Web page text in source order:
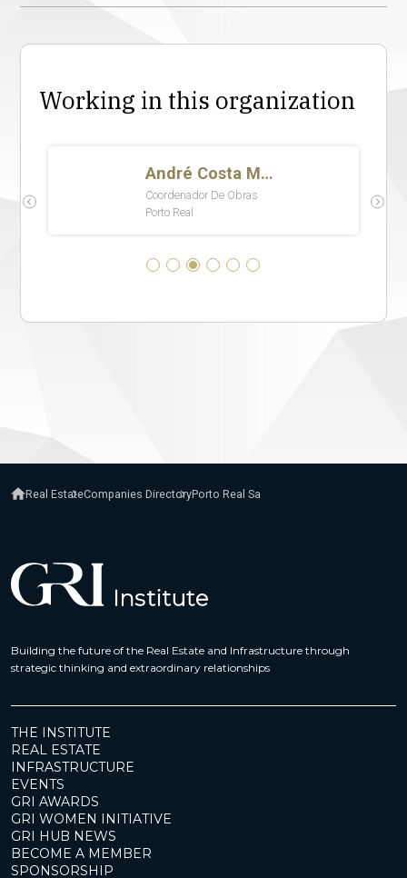
Working in this organization
Real EstateCompanies DirectoryPorto Real Sa
Building the future of the Real Estate and Infrastructure through
strategic thinking and extraordinary relationships
THE INSTITUTE
REAL ESTATE
INFRASTRUCTURE
EVENTS
GRI AWARDS
GRI WOMEN INITIATIVE
GRI HUB NEWS
BECOME A MEMBER
SPONSORSHIP